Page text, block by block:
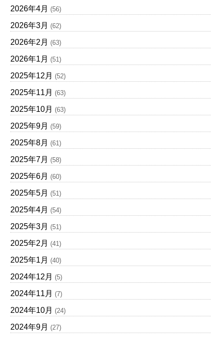
2026年4月 (56)
2026年3月 (62)
2026年2月 (63)
2026年1月 (51)
2025年12月 (52)
2025年11月 (63)
2025年10月 (63)
2025年9月 (59)
2025年8月 (61)
2025年7月 (58)
2025年6月 (60)
2025年5月 (51)
2025年4月 (54)
2025年3月 (51)
2025年2月 (41)
2025年1月 (40)
2024年12月 (5)
2024年11月 (7)
2024年10月 (24)
2024年9月 (27)